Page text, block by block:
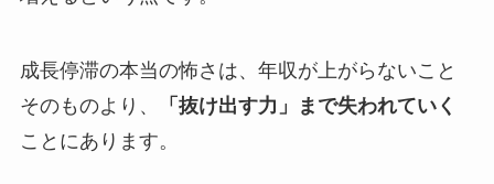
成長停滞の本当の怖さは、年収が上がらないこと
そのものより、
「抜け出す力」まで失われていく
ことにあります。